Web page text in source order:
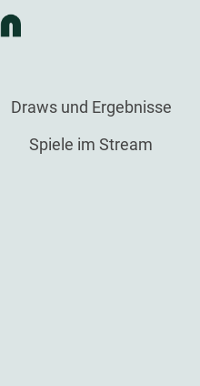
Draws und Ergebnisse
Spiele im Stream